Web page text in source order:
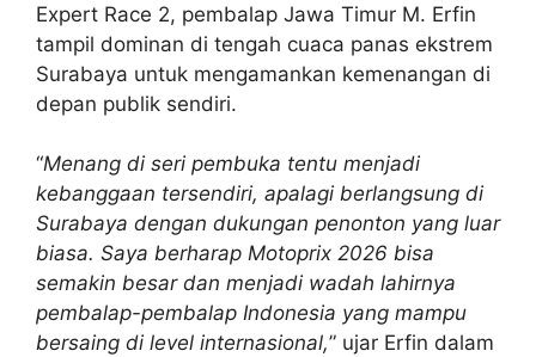
Expert Race 2, pembalap Jawa Timur M. Erfin
tampil dominan di tengah cuaca panas ekstrem
Surabaya untuk mengamankan kemenangan di
depan publik sendiri.
“Menang di seri pembuka tentu menjadi
kebanggaan tersendiri, apalagi berlangsung di
Surabaya dengan dukungan penonton yang luar
biasa. Saya berharap Motoprix 2026 bisa
semakin besar dan menjadi wadah lahirnya
pembalap-pembalap Indonesia yang mampu
bersaing di level internasional,” ujar Erfin dalam